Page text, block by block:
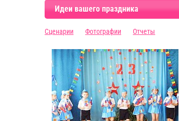
Идеи вашего праздника
Сценарии Фотографии Отчеты